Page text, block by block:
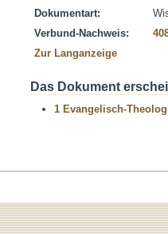
Dokumentart:
Verbund-Nachweis:
Zur Langanzeige
Das Dokument
1 Evangelisch-